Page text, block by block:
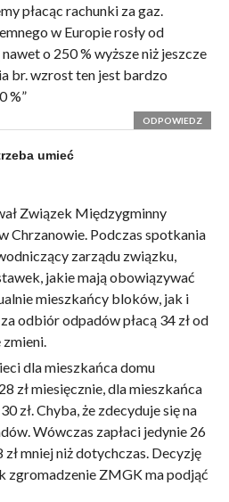
płacąc rachunki za gaz.
w Europie rosły od
o 250 % wyższe niż jeszcze
br. wzrost ten jest bardzo
%”
ODPOWIEDZ
umieć
Związek Międzygminny
Chrzanowie. Podczas spotkania
zarządu związku,
jakie mają obowiązywać
mieszkańcy bloków, jak i
odbiór odpadów płacą 34 zł od
dla mieszkańca domu
zł miesięcznie, dla mieszkańca
zł. Chyba, że zdecyduje się na
Wówczas zapłaci jedynie 26
zł mniej niż dotychczas. Decyzję
zgromadzenie ZMGK ma podjąć